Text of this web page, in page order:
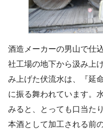
酒造メーカーの男山で仕
社工場の地下から汲み上
み上げた伏流水は、『延
に振る舞われています。
みると、とっても口当た
本酒として加工される前